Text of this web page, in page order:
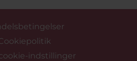
indstillinger